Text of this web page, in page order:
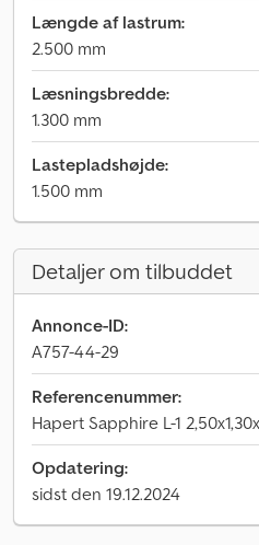
Længde af lastrum:
2.500 mm
Læsningsbredde:
1.300 mm
Lastepladshøjde:
1.500 mm
Detaljer om tilbuddet
Annonce-ID:
A757-44-29
Referencenummer:
Hapert Sapphire L-1
Opdatering:
sidst den 19.12.2024